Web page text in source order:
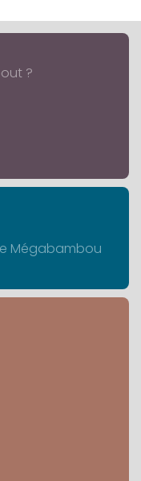
?
Mégabambou